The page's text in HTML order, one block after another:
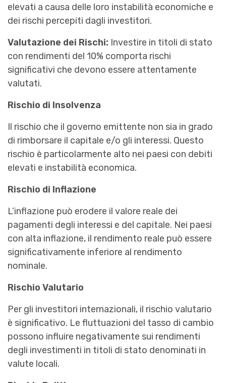
elevati a causa delle loro instabilità economiche e
dei rischi percepiti dagli investitori.
Valutazione dei Rischi: Investire in titoli di stato
con rendimenti del 10% comporta rischi
significativi che devono essere attentamente
valutati.
Rischio di Insolvenza
Il rischio che il governo emittente non sia in grado
di rimborsare il capitale e/o gli interessi. Questo
rischio è particolarmente alto nei paesi con debiti
elevati e instabilità economica.
Rischio di Inflazione
L’inflazione può erodere il valore reale dei
pagamenti degli interessi e del capitale. Nei paesi
con alta inflazione, il rendimento reale può essere
significativamente inferiore al rendimento
nominale.
Rischio Valutario
Per gli investitori internazionali, il rischio valutario
è significativo. Le fluttuazioni del tasso di cambio
possono influire negativamente sui rendimenti
degli investimenti in titoli di stato denominati in
valute locali.